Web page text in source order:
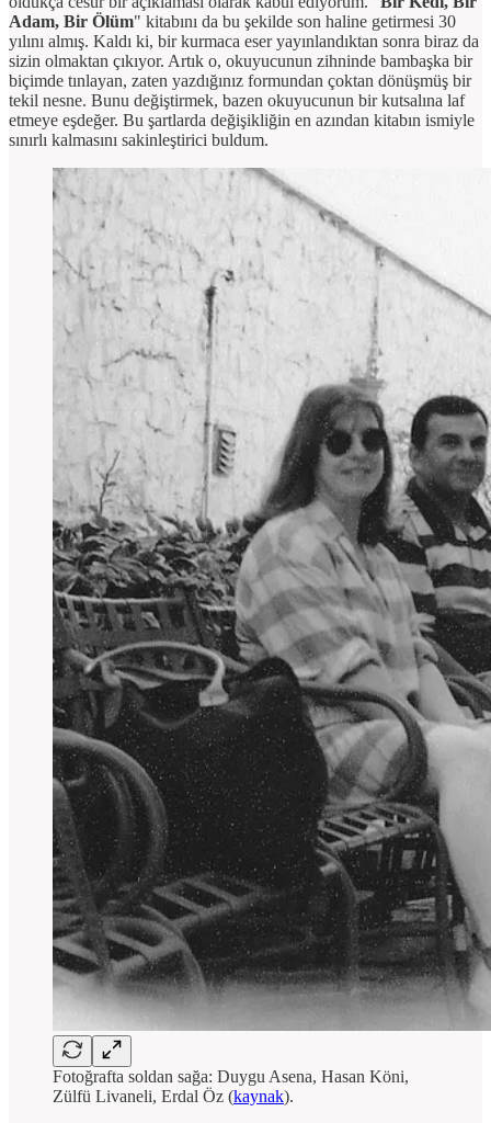
Adam, Bir Ölüm" kitabını da bu şekilde son haline getirmesi 30
yılını almış. Kaldı ki, bir kurmaca eser yayınlandıktan sonra biraz da
sizin olmaktan çıkıyor. Artık o, okuyucunun zihninde bambaşka bir
biçimde tınlayan, zaten yazdığınız formundan çoktan dönüşmüş bir
tekil nesne. Bunu değiştirmek, bazen okuyucunun bir kutsalına laf
etmeye eşdeğer. Bu şartlarda değişikliğin en azından kitabın ismiyle
sınırlı kalmasını sakinleştirici buldum.
Fotoğrafta soldan sağa: Duygu Asena, Hasan Köni,
Zülfü Livaneli, Erdal Öz (kaynak).